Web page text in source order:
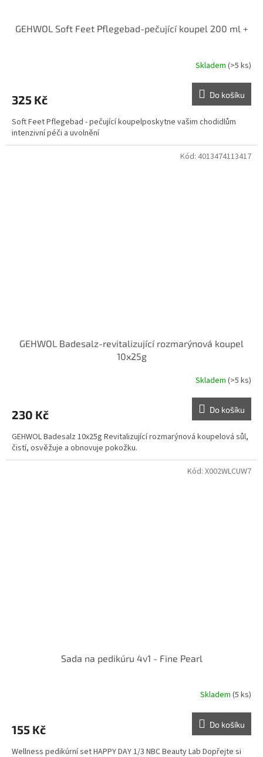
GEHWOL Soft Feet Pflegebad-pečující koupel 200 ml +
Skladem (>5 ks)
325 Kč Do košíku
Soft Feet Pflegebad - pečující koupelposkytne vašim chodidlům
intenzivní péči a uvolnění
GEHWOL Badesalz-revitalizující rozmarýnová koupel
10x25g
Skladem (>5 ks)
230 Kč Do košíku
GEHWOL Badesalz 10x25g Revitalizující rozmarýnová koupelová sůl,
čistí, osvěžuje a obnovuje pokožku.
Kód: 4013474113417
Sada na pedikúru 4v1 - Fine Pearl
Skladem (5 ks)
155 Kč Do košíku
Wellness pedikúrní set HAPPY DAY 1/3 NBC Beauty Lab Dopřejte si
Kód: X002WLCUW7